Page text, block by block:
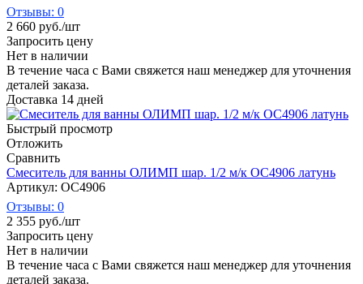
Отзывы: 0
2 660 руб./шт
Запросить цену
Нет в наличии
В течение часа с Вами свяжется наш менеджер для уточнения
деталей заказа.
Доставка 14 дней
Быстрый просмотр
Отложить
Сравнить
Смеситель для ванны ОЛИМП шар. 1/2 м/к OC4906 латунь
Артикул: ОС4906
Отзывы: 0
2 355 руб./шт
Запросить цену
Нет в наличии
В течение часа с Вами свяжется наш менеджер для уточнения
деталей заказа.